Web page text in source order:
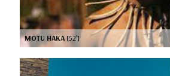
MOTU HAKA [52’]